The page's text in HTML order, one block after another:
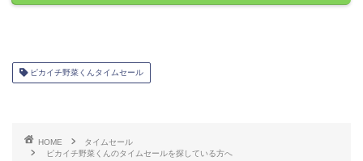
ピカイチ野菜くんタイムセール
HOME
タイムセール
ピカイチ野菜くんのタイムセールを探している方へ